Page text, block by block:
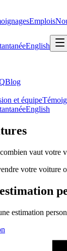
Emplois
English
Blog
et équipe
English
vaut votre
votre voiture
estimation